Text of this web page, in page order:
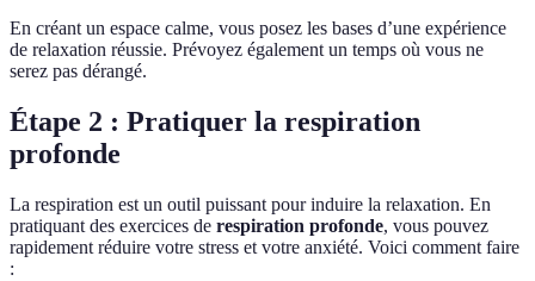
En créant un espace calme, vous posez les bases d’une expérience
de relaxation réussie. Prévoyez également un temps où vous ne
serez pas dérangé.
Étape 2 : Pratiquer la respiration
profonde
La respiration est un outil puissant pour induire la relaxation. En
pratiquant des exercices de respiration profonde, vous pouvez
rapidement réduire votre stress et votre anxiété. Voici comment faire
: